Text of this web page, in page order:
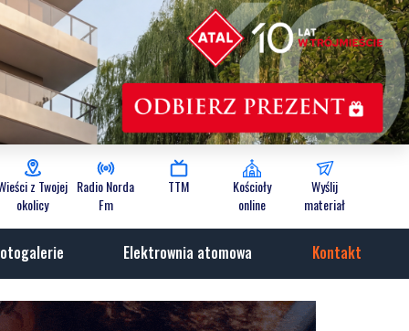
z Twojej
okolicy
Radio Norda
Fm
TTM
Kościoły
online
Wyślij
materiał
Elektrownia atomowa Kontakt